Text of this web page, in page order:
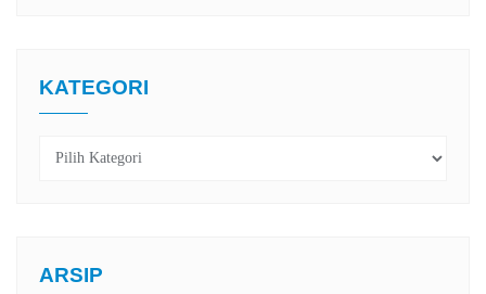
KATEGORI
Kategori
ARSIP